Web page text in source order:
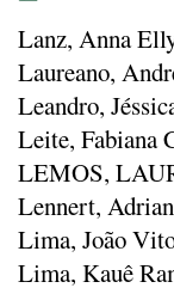
Lanz, Anna
Laureano,
Leandro,
Leite, Fabiana
LEMOS,
Lennert,
Lima, João
Lima, Kauê